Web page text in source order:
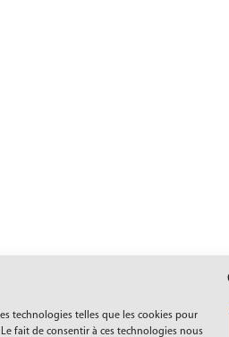
technologies telles que les cookies pour
fait de consentir à ces technologies nous